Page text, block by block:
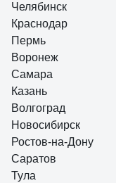
Ирина
09.12.2020
Светильник сделан
аккуратно заклеяны.
Заказывали 2 шт,шли с
второй задерживается
Челябинск
Краснодар
Пермь
Воронеж
Самара
Казань
Волгоград
Новосибирск
Ростов-на-Дону
Саратов
Тула